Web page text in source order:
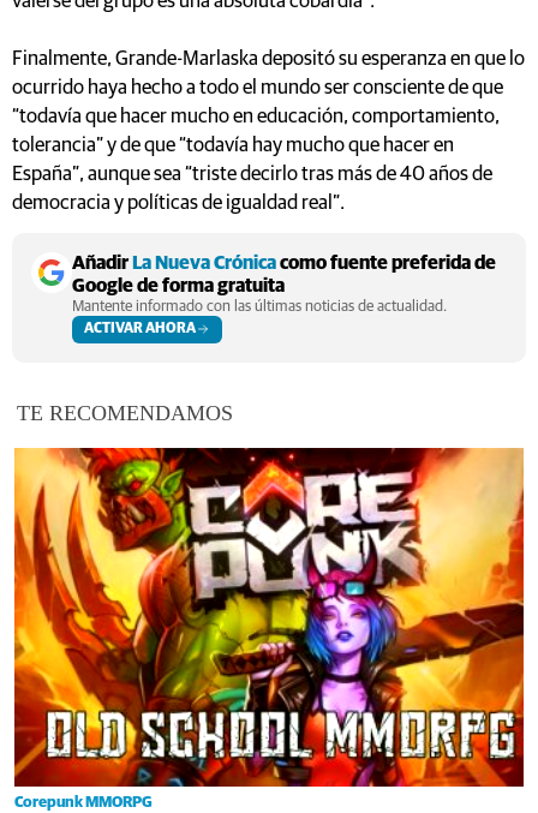
Finalmente, Grande-Marlaska depositó su esperanza en que lo
ocurrido haya hecho a todo el mundo ser consciente de que
“todavía que hacer mucho en educación, comportamiento,
tolerancia” y de que “todavía hay mucho que hacer en
España”, aunque sea “triste decirlo tras más de 40 años de
democracia y políticas de igualdad real”.
AñadirLa Nueva Crónicacomo fuente preferida de
Google de forma gratuita
Mantente informado con las últimas noticias de actualidad.
ACTIVAR AHORA
TE RECOMENDAMOS
Corepunk MMORPG